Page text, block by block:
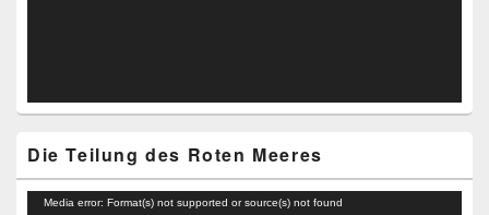
Die Teilung des Roten Meeres
Video-
Media error: Format(s) not supported or source(s) not found